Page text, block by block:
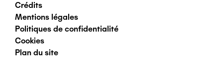
Pied
de
page
Crédits
Mentions légales
Politiques de confidentialité
Cookies
Plan du site